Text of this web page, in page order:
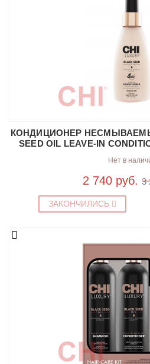
КОНДИЦИОНЕР
SEED OIL LEAVE-IN
Нет в
2 740 руб. 3
ЗАКОНЧИЛИСЬ